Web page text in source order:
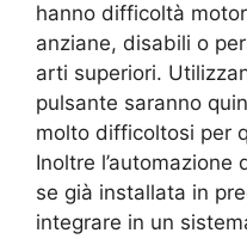
hanno difficoltà
anziane, disabili o
arti superiori.
pulsante saranno
molto difficoltosi per
Inoltre
se già installata in
integrare in un